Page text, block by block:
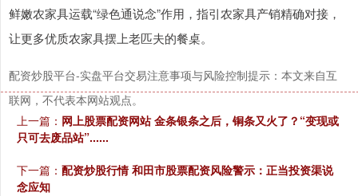
鲜嫩农家具运载“绿色通说念”作用，指引农家具产销精确对接，
让更多优质农家具摆上老匹夫的餐桌。
配资炒股平台-实盘平台交易注意事项与风险控制提示：本文来自互
联网，不代表本网站观点。
上一篇： 网上股票配资网站 金条银条之后，铜条又火了？“变现或
只可去废品站”......
下一篇： 配资炒股行情 和田市股票配资风险警示：正当投资渠说
念应知